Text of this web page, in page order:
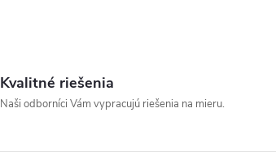
Kvalitné riešenia
Naši odborníci Vám vypracujú riešenia na mieru.